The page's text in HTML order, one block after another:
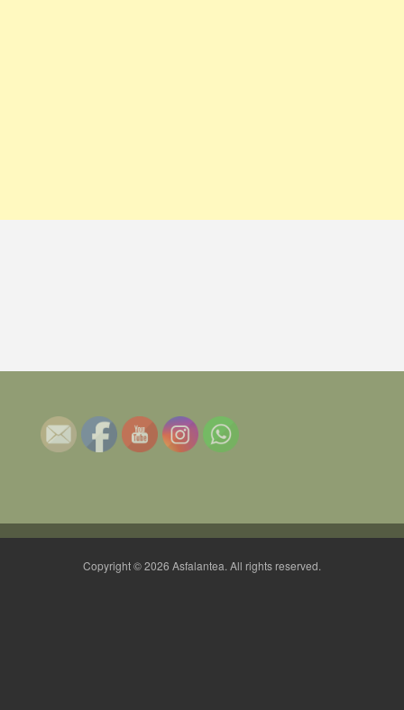
Copyright © 2026 Asfalantea. All rights reserved.